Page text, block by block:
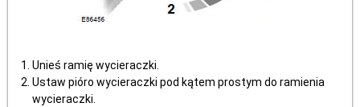
Unieś ramię wycieraczki.
Ustaw pióro wycieraczki pod kątem prostym do ramienia
wycieraczki.